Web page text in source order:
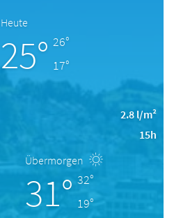
Heute
25° 26°
17°
2.8 l/m²
15h
Übermorgen
31° 32°
19°